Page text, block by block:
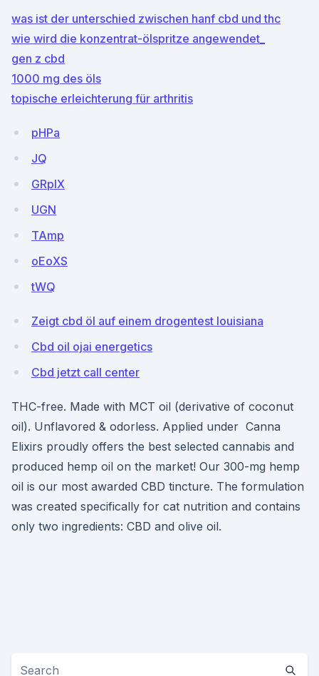
was ist der unterschied zwischen hanf cbd und thc
wie wird die konzentrat-ölspritze angewendet_
gen z cbd
1000 mg des öls
topische erleichterung für arthritis
pHPa
JQ
GRpIX
UGN
TAmp
oEoXS
tWQ
Zeigt cbd öl auf einem drogentest louisiana
Cbd oil ojai energetics
Cbd jetzt call center
THC-free. Made with MCT oil (derivative of coconut
oil). Unflavored & odorless. Applied under Canna
Elixirs proudly offers the best selected cannabis and
produced hemp oil on the market! Our 300-mg hemp
oil is our most awarded CBD tincture. The formulation
was created specifically for cat nutrition and contains
only two ingredients: CBD and olive oil.